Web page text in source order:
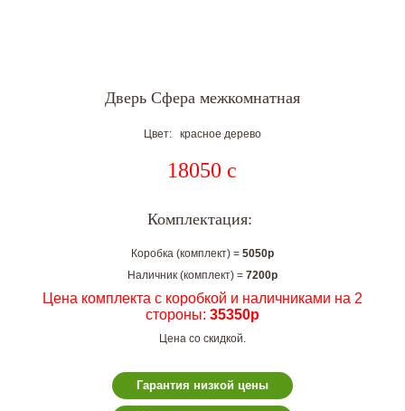
Дверь Сфера межкомнатная
Цвет: красное дерево
18050 c
Комплектация:
Коробка (комплект) = 5050р
Наличник (комплект) = 7200р
Цена комплекта с коробкой и наличниками на 2
стороны: 35350р
Цена со скидкой.
Гарантия низкой цены